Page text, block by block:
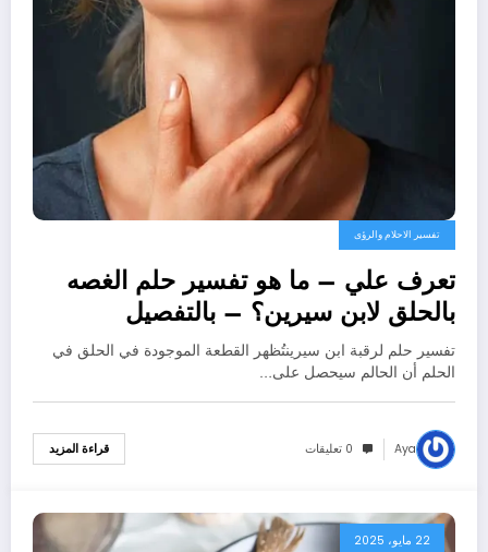
تفسير الاحلام والرؤى
تعرف علي – ما هو تفسير حلم الغصه
بالحلق لابن سيرين؟ – بالتفصيل
تفسير حلم لرقبة ابن سيرينتُظهر القطعة الموجودة في الحلق في
الحلم أن الحالم سيحصل على…
Aya 0 تعليقات قراءة المزيد
22 مايو، 2025